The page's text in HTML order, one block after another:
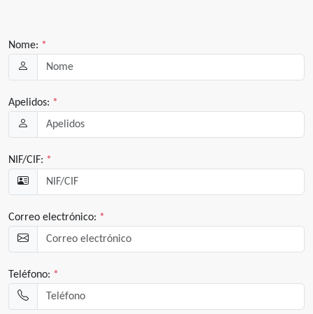
Nome: *
Apelidos: *
NIF/CIF: *
Correo electrónico: *
Teléfono: *